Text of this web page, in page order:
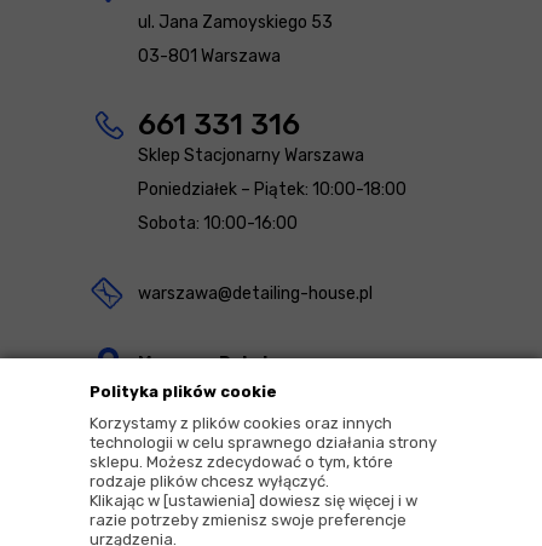
Polityka plików cookie
Korzystamy z plików cookies oraz innych
technologii w celu sprawnego działania strony
sklepu. Możesz zdecydować o tym, które
rodzaje plików chcesz wyłączyć.
Klikając w [ustawienia] dowiesz się więcej i w
razie potrzeby zmienisz swoje preferencje
urządzenia.
ul. Jana Zamoyskiego 53
03-801 Warszawa
661 331 316
Sklep Stacjonarny Warszawa
Poniedziałek – Piątek: 10:00-18:00
Sobota: 10:00-16:00
warszawa@detailing-house.pl
Magazyn Rekcin
Nomos Sp. z o.o. sp.k.
ul. Agrestowa 1
83-010 Rekcin